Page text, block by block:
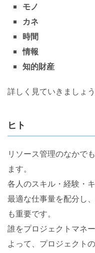
モノ
カネ
時間
情報
知的財産
詳しく見ていきましょう
ヒト
リソース管理のなかで
ます。
各人のスキル・経験・
最適な仕事量を配分し
も重要です。
誰をプロジェクトマネ
よって、プロジェクト